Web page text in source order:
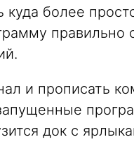
куда более
правильно
и прописать
док с